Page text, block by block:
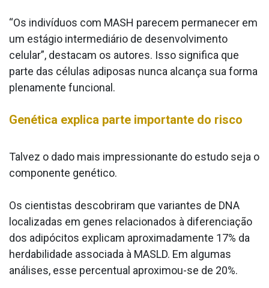
“Os indivíduos com MASH parecem permanecer em
um estágio intermediário de desenvolvimento
celular”, destacam os autores. Isso significa que
parte das células adiposas nunca alcança sua forma
plenamente funcional.
Genética explica parte importante do risco
Talvez o dado mais impressionante do estudo seja o
componente genético.
Os cientistas descobriram que variantes de DNA
localizadas em genes relacionados à diferenciação
dos adipócitos explicam aproximadamente 17% da
herdabilidade associada à MASLD. Em algumas
análises, esse percentual aproximou-se de 20%.